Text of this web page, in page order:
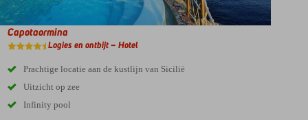
Capotaormina
Logies en ontbijt – Hotel
Prachtige locatie aan de kustlijn van Sicilië
Uitzicht op zee
Infinity pool